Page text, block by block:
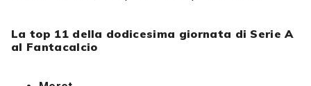
La top 11 della dodicesima giornata di Serie A
al Fantacalcio